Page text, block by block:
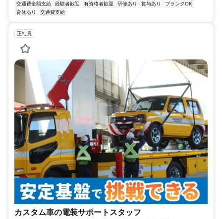
交通費全額支給
経験者歓迎 有資格者歓迎 研修あり 賞与あり
ブランクOK
育休あり
交通費支給
正社員
カスタム車の電装サポートスタッフ